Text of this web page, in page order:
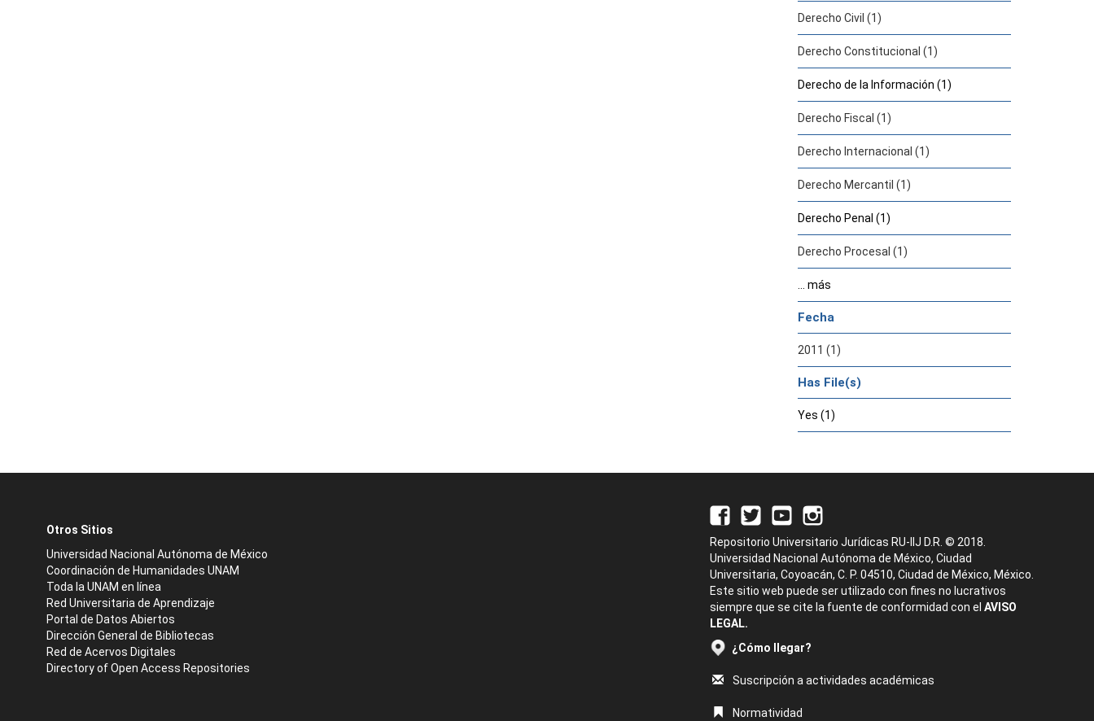
Derecho Civil (1)
Derecho Constitucional (1)
Derecho de la Información (1)
Derecho Fiscal (1)
Derecho Internacional (1)
Derecho Mercantil (1)
Derecho Penal (1)
Derecho Procesal (1)
... más
Fecha
2011 (1)
Has File(s)
Yes (1)
Otros Sitios
Universidad Nacional Autónoma de México
Coordinación de Humanidades UNAM
Toda la UNAM en línea
Red Universitaria de Aprendizaje
Portal de Datos Abiertos
Dirección General de Bibliotecas
Red de Acervos Digitales
Directory of Open Access Repositories
Repositorio Universitario Jurídicas RU-IIJ D.R. © 2018.
Universidad Nacional Autónoma de México, Ciudad
Universitaria, Coyoacán, C. P. 04510, Ciudad de México, México.
Este sitio web puede ser utilizado con fines no lucrativos
siempre que se cite la fuente de conformidad con el AVISO
LEGAL.
¿Cómo llegar?
Suscripción a actividades académicas
Normatividad